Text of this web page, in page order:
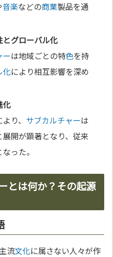
音楽などの商業製品を通
とグローバル化
ーは地域ごとの特色を持
化により相互影響を深め
化
り、 サブカルチャーは
展開が顕著となり、従来
なった。
とは何か？その起源
流文化に属さない人々が作